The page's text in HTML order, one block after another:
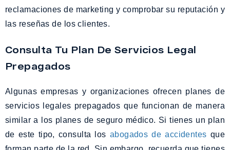
reclamaciones de marketing y comprobar su reputación y
las reseñas de los clientes.
Consulta Tu Plan De Servicios Legal
Prepagados
Algunas empresas y organizaciones ofrecen planes de
servicios legales prepagados que funcionan de manera
similar a los planes de seguro médico. Si tienes un plan
de este tipo, consulta los abogados de accidentes que